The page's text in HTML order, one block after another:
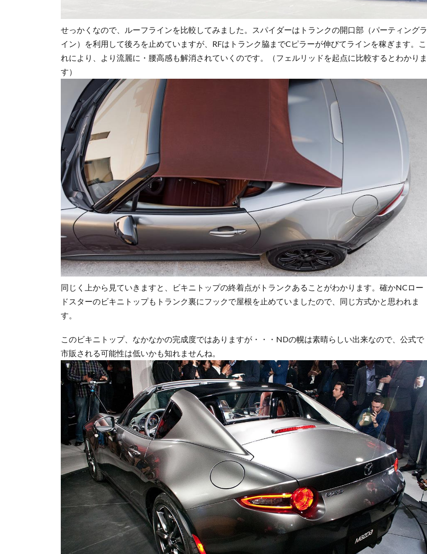
せっかくなので、ルーフラインを比較してみました。スパイダーはトランクの開口部（パーティングラ
イン）を利用して後ろを止めていますが、RFはトランク脇までCピラーが伸びてラインを稼ぎます。こ
れにより、より流麗に・腰高感も解消されていくのです。（フェルリッドを起点に比較するとわかりま
す）
同じく上から見ていきますと、ビキニトップの終着点がトランクあることがわかります。確かNCロー
ドスターのビキニトップもトランク裏にフックで屋根を止めていましたので、同じ方式かと思われま
す。
このビキニトップ、なかなかの完成度ではありますが・・・NDの幌は素晴らしい出来なので、公式で
市販される可能性は低いかも知れませんね。